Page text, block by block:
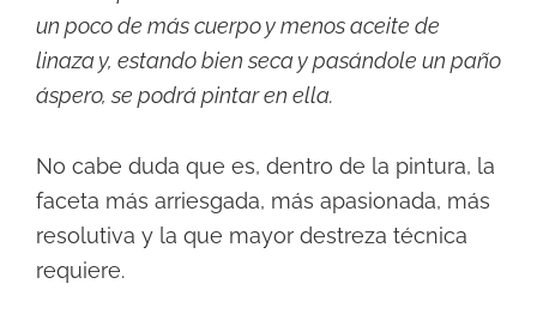
un poco de más cuerpo y menos aceite de
linaza y, estando bien seca y pasándole un paño
áspero, se podrá pintar en ella.
No cabe duda que es, dentro de la pintura, la
faceta más arriesgada, más apasionada, más
resolutiva y la que mayor destreza técnica
requiere.